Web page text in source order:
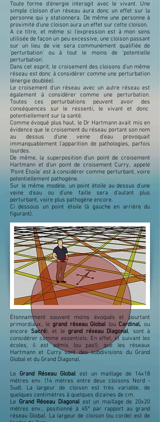
Toute forme d'énergie interagit avec le vivant. Une
simple cloison d'un réseau aura donc un effet sur la
personne qui y stationnera. De même une personne à
proximité d'une cloison aura un effet sur cette cloison.
A ce titre, et même si l'expression est à mon sens
utilisée de façon un peu excessive, une cloison passant
sur un lieu de vie sera communément qualifiée de
'perturbation' ou à tout le moins de 'potentielle
perturbation'.
Dans cet esprit, le croisement des cloisons d'un même
réseau est donc à considérer comme une perturbation
(énergie doublée).
Le croisement d'un réseau avec un autre réseau est
également à considérer comme une perturbation.
Toutes ces perturbations peuvent avoir des
conséquences sur le ressenti, le vivant et donc
potentiellement sur la santé.
Comme évoqué plus haut, le Dr Hartmann avait mis en
évidence que le croisement du réseau portant son nom
au dessus d'une veine d'eau provoquait
immanquablement l'apparition de pathologies, parfois
lourdes.
De même, la superposition d'un point de croisement
Hartmann et d'un point de croisement Curry, appelé
'Point Étoile' est à considérer comme perturbant, voire
potentiellement pathogène.
Sur le même modèle, un point étoile au dessus d'une
veine d'eau ou d'une faille sera d'autant plus
perturbant, voire plus pathogène encore.
Ci dessous un point étoile (à gauche en arrière du
figurant).
Étonnamment souvent moins évoqués et pourtant
primordiaux, legrand réseau Global (ouCardinal,ou
encore Sacré), et le grand réseau Diagonal, sont à
considérer comme essentiels. En effet, et suivant les
écoles, il est admis (ou pas!), que les réseaux
Hartmann et Curry sont des subdivisions du Grand
Global et du Grand Diagonal.
LeGrand Réseau Global est un maillage de 14x18
mètres env. (14 mètres entre deux cloisons Nord -
Sud). La largeur de cloison est très variable, de
quelques centimètres à quelques dizaines de cm.
Le Grand Réseau Diagonalest un maillage de 20x20
mètres env., positionné à 45° par rapport au grand
réseau Global. La largeur de cloison (ou corde) est de